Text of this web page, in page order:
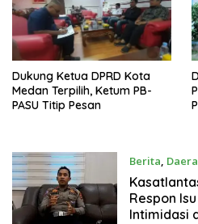
Dukung Ketua DPRD Kota
Medan Terpilih, Ketum PB-
PASU Titip Pesan
Berita,
Desember 2024
Respon
Intimidasi